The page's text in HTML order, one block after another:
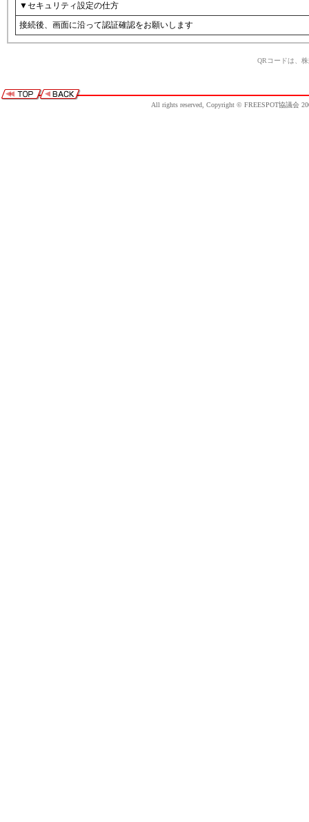
▼セキュリティ設定の仕方
接続後、画面に沿って認証確認をお願いします
QRコードは、
All rights reserved, Copyright © FREESPOT協議会